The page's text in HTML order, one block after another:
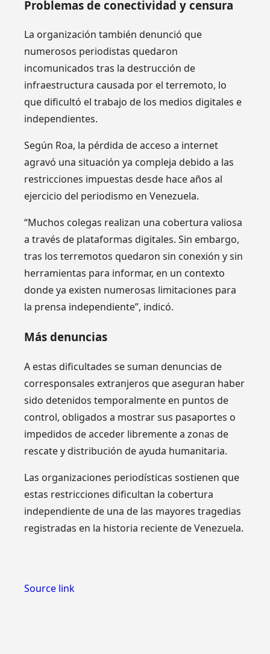
Problemas de conectividad y censura
La organización también denunció que
numerosos periodistas quedaron
incomunicados tras la destrucción de
infraestructura causada por el terremoto, lo
que dificultó el trabajo de los medios digitales e
independientes.
Según Roa, la pérdida de acceso a internet
agravó una situación ya compleja debido a las
restricciones impuestas desde hace años al
ejercicio del periodismo en Venezuela.
“Muchos colegas realizan una cobertura valiosa
a través de plataformas digitales. Sin embargo,
tras los terremotos quedaron sin conexión y sin
herramientas para informar, en un contexto
donde ya existen numerosas limitaciones para
la prensa independiente”, indicó.
Más denuncias
A estas dificultades se suman denuncias de
corresponsales extranjeros que aseguran haber
sido detenidos temporalmente en puntos de
control, obligados a mostrar sus pasaportes o
impedidos de acceder libremente a zonas de
rescate y distribución de ayuda humanitaria.
Las organizaciones periodísticas sostienen que
estas restricciones dificultan la cobertura
independiente de una de las mayores tragedias
registradas en la historia reciente de Venezuela.
Source link